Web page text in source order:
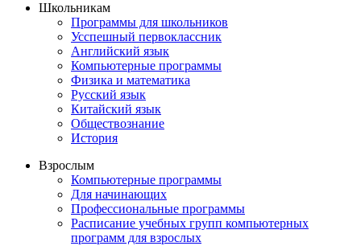
Школьникам
Программы для школьников
Усспешный первоклассник
Английский язык
Компьютерные программы
Физика и математика
Русский язык
Китайский язык
Обществознание
История
Взрослым
Компьютерные программы
Для начинающих
Профессиональные программы
Расписание учебных групп компьютерных
программ для взрослых